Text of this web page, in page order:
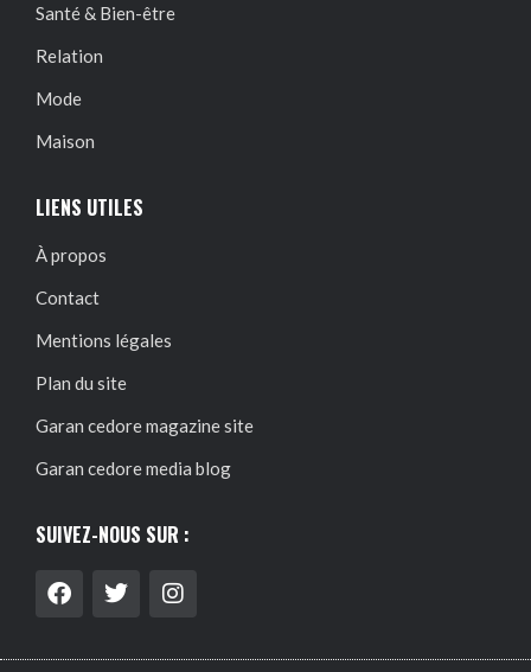
Santé & Bien-être
Relation
Mode
Maison
LIENS UTILES
À propos
Contact
Mentions légales
Plan du site
Garan cedore magazine site
Garan cedore media blog
SUIVEZ-NOUS SUR :